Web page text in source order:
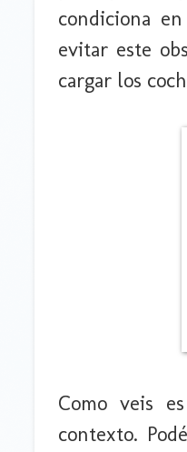
condiciona
evitar este
cargar los
Como veis
contexto.